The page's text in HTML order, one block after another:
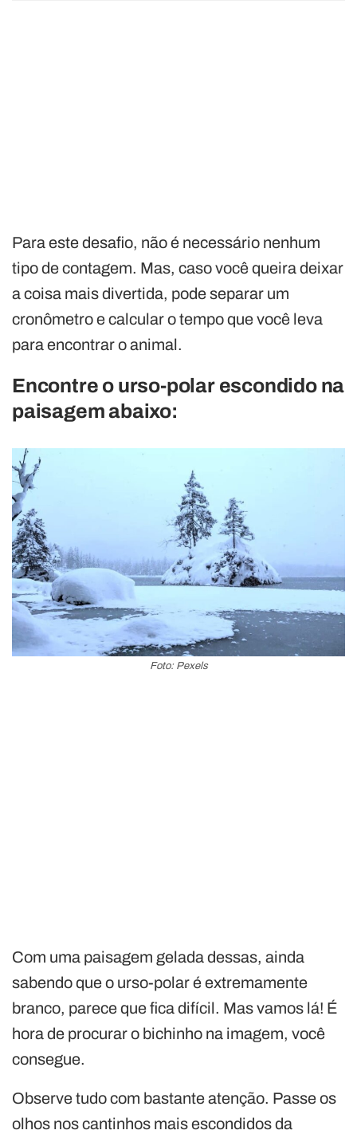
Para este desafio, não é necessário nenhum
tipo de contagem. Mas, caso você queira deixar
a coisa mais divertida, pode separar um
cronômetro e calcular o tempo que você leva
para encontrar o animal.
Encontre o urso-polar escondido na
paisagem abaixo:
Foto: Pexels
Com uma paisagem gelada dessas, ainda
sabendo que o urso-polar é extremamente
branco, parece que fica difícil. Mas vamos lá! É
hora de procurar o bichinho na imagem, você
consegue.
Observe tudo com bastante atenção. Passe os
olhos nos cantinhos mais escondidos da